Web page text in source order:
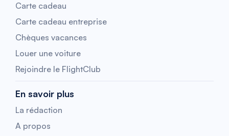
Carte cadeau
Carte cadeau entreprise
Chèques vacances
Louer une voiture
Rejoindre le FlightClub
En savoir plus
La rédaction
A propos